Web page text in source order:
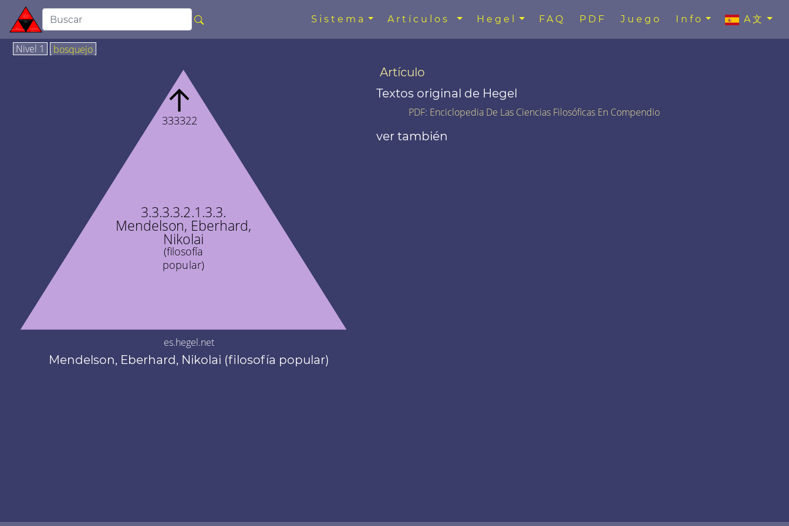
Sistema Artículos Hegel FAQ PDF Juego Info A文
Nivel 1 bosquejo
3.3.3.3.2.1.3.3.
Mendelson, Eberhard,
Nikolai
(filosofía
popular)
↑
333322
es.hegel.net
Mendelson, Eberhard, Nikolai (filosofía popular)
Artículo
Textos original de Hegel
PDF: Enciclopedia De Las Ciencias Filosóficas En Compendio
ver también